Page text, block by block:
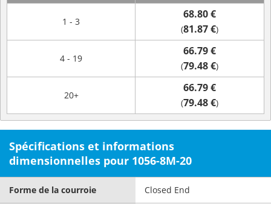
1 - 3
68.80 €
(81.87 €)
4 - 19
66.79 €
(79.48 €)
20+
66.79 €
(79.48 €)
Spécifications et informations
dimensionnelles pour 1056-8M-20
Forme de la courroie Closed End